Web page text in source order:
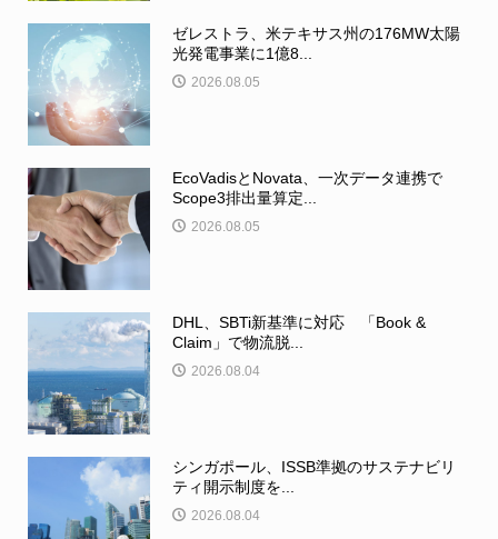
ゼレストラ、米テキサス州の176MW太陽
光発電事業に1億8...
2026.08.05
EcoVadisとNovata、一次データ連携で
Scope3排出量算定...
2026.08.05
DHL、SBTi新基準に対応 「Book &
Claim」で物流脱...
2026.08.04
シンガポール、ISSB準拠のサステナビリ
ティ開示制度を...
2026.08.04